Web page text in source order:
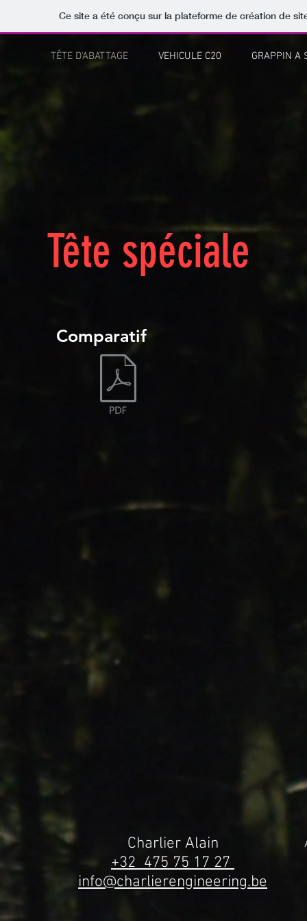
Ce site a été conçu sur la plateforme de création de
TÊTE D'ABATTAGE VEHICULE C20 GRAPPIN A
Tête spéciale
Comparatif
Charlier Alain
+32 475 75 17 27
info@charlierengineering.be